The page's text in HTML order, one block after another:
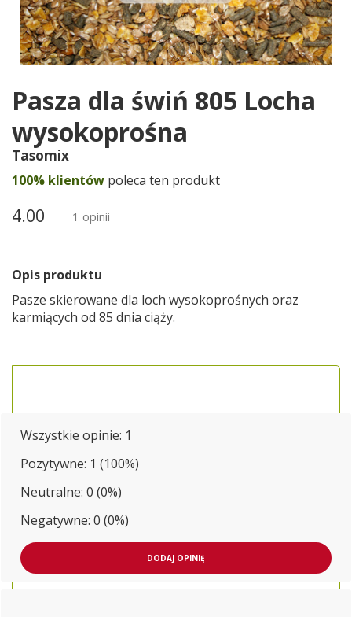
Pasza dla świń 805 Locha
wysokoprośna
Tasomix
100% klientów poleca ten produkt
4.00 1 opinii
Opis produktu
Pasze skierowane dla loch wysokoprośnych oraz
karmiących od 85 dnia ciąży.
Wszystkie opinie: 1
Pozytywne: 1 (100%)
Neutralne: 0 (0%)
Negatywne: 0 (0%)
DODAJ OPINIĘ